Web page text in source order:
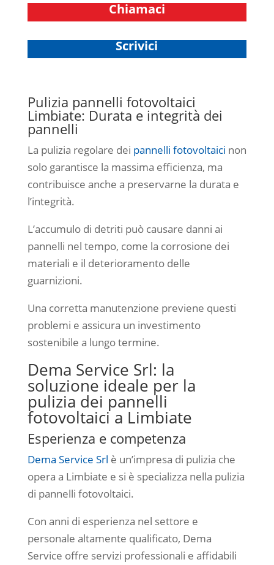
Chiamaci
Scrivici
Pulizia pannelli fotovoltaici
Limbiate: Durata e integrità dei
pannelli
La pulizia regolare dei pannelli fotovoltaici non
solo garantisce la massima efficienza, ma
contribuisce anche a preservarne la durata e
l’integrità.
L’accumulo di detriti può causare danni ai
pannelli nel tempo, come la corrosione dei
materiali e il deterioramento delle
guarnizioni.
Una corretta manutenzione previene questi
problemi e assicura un investimento
sostenibile a lungo termine.
Dema Service Srl: la
soluzione ideale per la
pulizia dei pannelli
fotovoltaici a Limbiate
Esperienza e competenza
Dema Service Srl è un’impresa di pulizia che
opera a Limbiate e si è specializza nella pulizia
di pannelli fotovoltaici.
Con anni di esperienza nel settore e
personale altamente qualificato, Dema
Service offre servizi professionali e affidabili